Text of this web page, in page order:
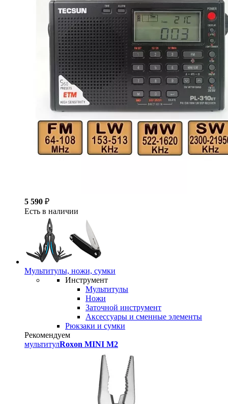
5 590 ₽
Есть в наличии
Мультитулы, ножи, сумки
Инструмент
Мультитулы
Ножи
Заточной инструмент
Аксессуары и сменные элементы
Рюкзаки и сумки
Рекомендуем
мультитулRoxon MINI M2